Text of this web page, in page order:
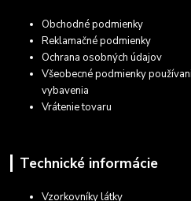
Obchodné podmienky
Reklamačné podmienky
Ochrana osobných údajov
Všeobecné podmienky
vybavenia
Vrátenie tovaru
Technické informácie
Vzorkovníky látky